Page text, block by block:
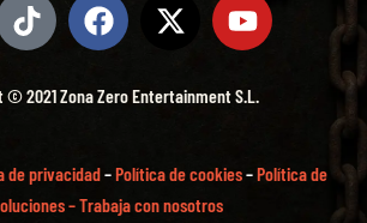
© 2021 Zona Zero Entertainment S.L.
de privacidad–Política de cookies–Política de
–Trabaja con nosotros